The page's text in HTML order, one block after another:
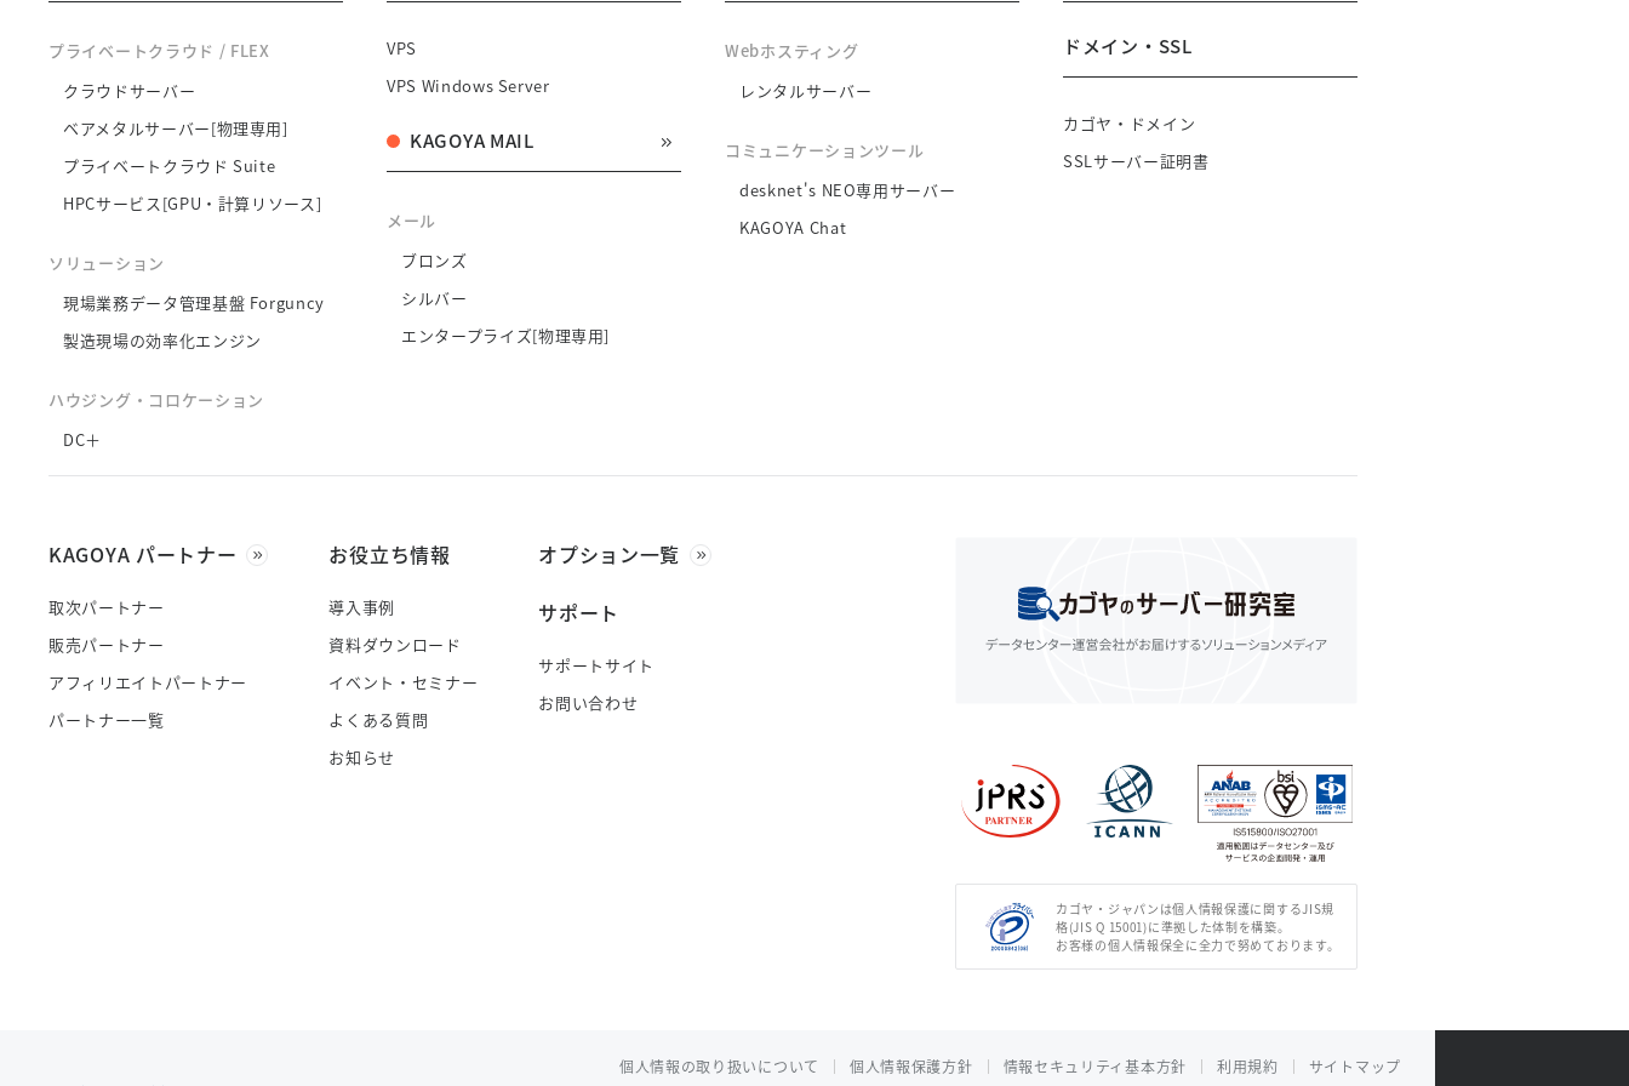
プライベートクラウド / FLEX
クラウドサーバー
ベアメタルサーバー[物理専用]
プライベートクラウド Suite
HPCサービス[GPU・計算リソース]
ソリューション
現場業務データ管理基盤 Forguncy
製造現場の効率化エンジン
ハウジング・コロケーション
DC＋
VPS
VPS Windows Server
KAGOYA MAIL
メール
ブロンズ
シルバー
エンタープライズ[物理専用]
Webホスティング
レンタルサーバー
コミュニケーションツール
desknet's NEO専用サーバー
KAGOYA Chat
ドメイン・SSL
カゴヤ・ドメイン
SSLサーバー証明書
KAGOYA パートナー
取次パートナー
販売パートナー
アフィリエイトパートナー
パートナー一覧
お役立ち情報
導入事例
資料ダウンロード
イベント・セミナー
よくある質問
お知らせ
オプション一覧
サポート
サポートサイト
お問い合わせ
カゴヤ・ジャパンは個人情報保護に関するJIS規
格(JIS Q 15001)に準拠した体制を構築。
お客様の個人情報保全に全力で努めております。
個人情報の取り扱いについて 個人情報保護方針 情報セキュリティ基本方針 利用規約 サイトマップ